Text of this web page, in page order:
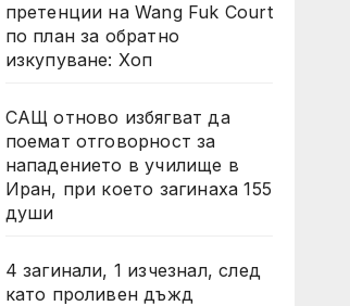
претенции на Wang Fuk Court
по план за обратно
изкупуване: Хоп
САЩ отново избягват да
поемат отговорност за
нападението в училище в
Иран, при което загинаха 155
души
4 загинали, 1 изчезнал, след
като проливен дъжд